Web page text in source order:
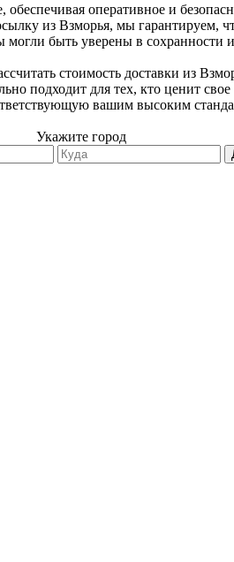
оперативное и
из Взморья, мы гарантируем,
быть уверены в сохранности
стоимость доставки из
подходит для тех, кто ценит
вашим высоким
Укажите город